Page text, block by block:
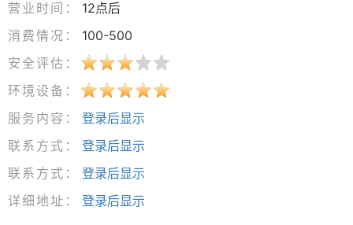
营业时间：
12点后
消费情况：
100-500
安全评估：
环境设备：
服务内容：
登录后显示
联系方式：
登录后显示
联系方式：
登录后显示
详细地址：
登录后显示